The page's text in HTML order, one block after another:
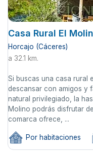
Casa Rural El
Horcajo (Cáceres)
a 32.1 km.
Si buscas una casa rural
descansar con amigos y
natural privilegiado, la
Molino podrás disfrutar
comarca ofrece, ...
Por habitaciones